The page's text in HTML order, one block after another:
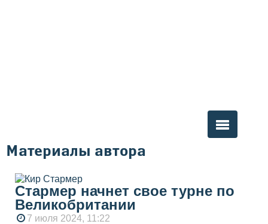
Вы здесь
Материалы автора
Стармер начнет свое турне по
Великобритании
7 июля 2024, 11:22